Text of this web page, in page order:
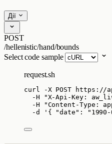
Дії
POST
/hellenistic/hand/bounds
Select code sample
request.sh
curl -X POST
https://
-H
"X-Api-Key:
-H
"Content-Type:
-d
' { "date":